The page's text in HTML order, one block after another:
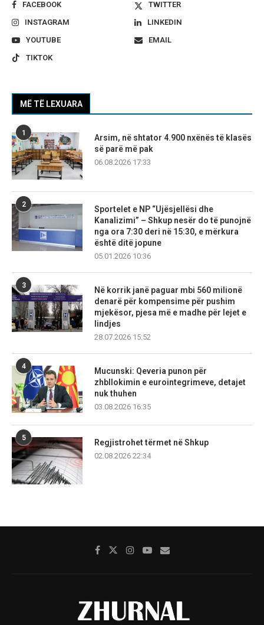
FACEBOOK
TWITTER
INSTAGRAM
LINKEDIN
YOUTUBE
EMAIL
TIKTOK
MË TË LEXUARA
1
Arsim, në shtator 4.900 nxënës të klasës
së parë më pak
06.08.2026 17:33
2
Sportelet e NP “Ujësjellësi dhe
Kanalizimi” – Shkup nesër do të punojnë
nga ora 7:30 deri në 15:30, e mërkura
është ditë jopune
05.01.2026 10:36
3
Në korrik janë paguar mbi 560 milionë
denarë për kompensime për pushim
mjekësor, pjesa më e madhe për lejet e
lindjes
28.07.2026 15:52
4
Mucunski: Qeveria punon për
zhbllokimin e eurointegrimeve, detajet
nuk thuhen
03.08.2026 16:35
5
Regjistrohet tërmet në Shkup
02.08.2026 22:34